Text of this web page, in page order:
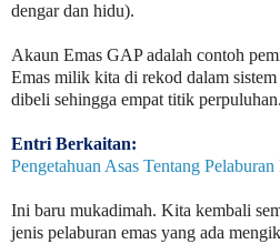
dengar dan hidu).
Akaun Emas GAP adalah contoh
Emas milik kita di rekod dalam
dibeli sehingga empat titik perpuluhan.
Entri Berkaitan:
Pengetahuan Asas Tentang Pelaburan
Ini baru mukadimah. Kita kembali
jenis pelaburan emas yang ada